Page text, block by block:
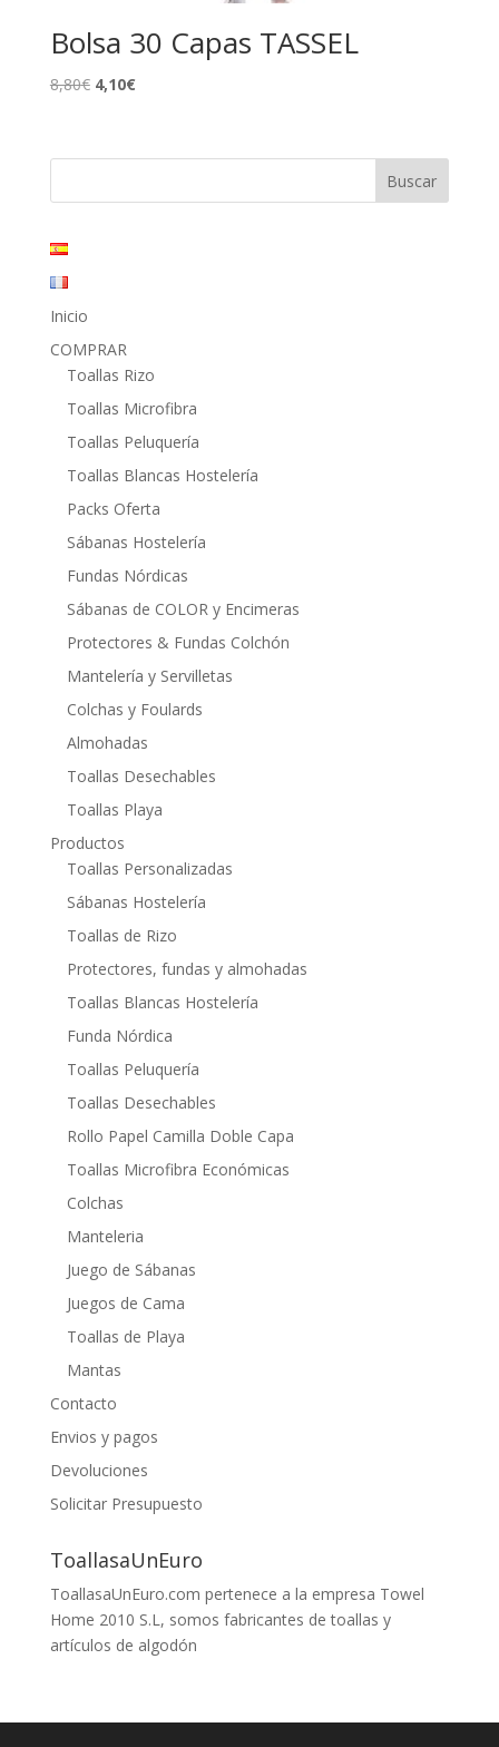
Bolsa 30 Capas TASSEL
8,80€ El
era:
4,10€El
es:
Inicio
COMPRAR
Toallas Rizo
Toallas Microfibra
Toallas Peluquería
Toallas Blancas Hostelería
Packs Oferta
Sábanas Hostelería
Fundas Nórdicas
Sábanas de COLOR y Encimeras
Protectores & Fundas Colchón
Mantelería y Servilletas
Colchas y Foulards
Almohadas
Toallas Desechables
Toallas Playa
Productos
Toallas Personalizadas
Sábanas Hostelería
Toallas de Rizo
Protectores, fundas y almohadas
Toallas Blancas Hostelería
Funda Nórdica
Toallas Peluquería
Toallas Desechables
Rollo Papel Camilla Doble Capa
Toallas Microfibra Económicas
Colchas
Manteleria
Juego de Sábanas
Juegos de Cama
Toallas de Playa
Mantas
Contacto
Envios y pagos
Devoluciones
Solicitar Presupuesto
ToallasaUnEuro
ToallasaUnEuro.com pertenece a la empresa Towel
Home 2010 S.L, somos fabricantes de toallas y
artículos de algodón